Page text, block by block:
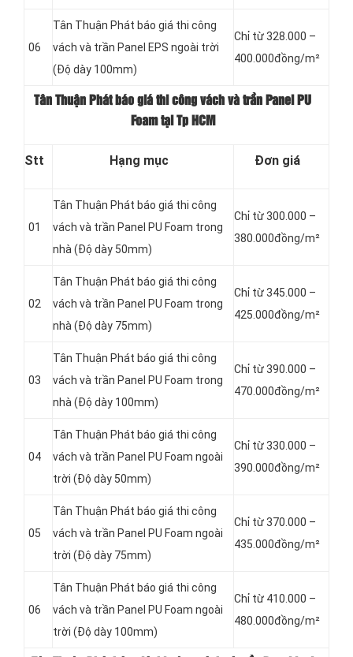
06
Tân Thuận Phát báo giá thi công
vách và trần Panel EPS ngoài trời
(Độ dày 100mm)
Chỉ từ 328.000 –
400.000đồng/m²
Tân Thuận Phát báo giá thi công vách và trần Panel PU
Foam tại Tp HCM
Stt Hạng mục Đơn giá
01
Tân Thuận Phát báo giá thi công
vách và trần Panel PU Foam trong
nhà (Độ dày 50mm)
Chỉ từ 300.000 –
380.000đồng/m²
02
Tân Thuận Phát báo giá thi công
vách và trần Panel PU Foam trong
nhà (Độ dày 75mm)
Chỉ từ 345.000 –
425.000đồng/m²
03
Tân Thuận Phát báo giá thi công
vách và trần Panel PU Foam trong
nhà (Độ dày 100mm)
Chỉ từ 390.000 –
470.000đồng/m²
04
Tân Thuận Phát báo giá thi công
vách và trần Panel PU Foam ngoài
trời (Độ dày 50mm)
Chỉ từ 330.000 –
390.000đồng/m²
05
Tân Thuận Phát báo giá thi công
vách và trần Panel PU Foam ngoài
trời (Độ dày 75mm)
Chỉ từ 370.000 –
435.000đồng/m²
06
Tân Thuận Phát báo giá thi công
vách và trần Panel PU Foam ngoài
trời (Độ dày 100mm)
Chỉ từ 410.000 –
480.000đồng/m²